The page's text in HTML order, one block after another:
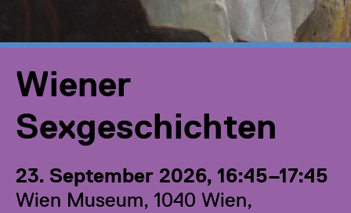
Wiener
Sexgeschichten
23. September 2026, 16:45–17:45
Wien Museum, 1040 Wien,